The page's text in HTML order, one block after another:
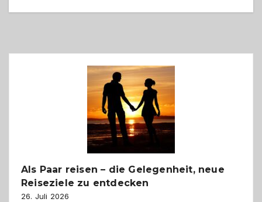
Als Paar reisen – die Gelegenheit, neue
Reiseziele zu entdecken
26. Juli 2026